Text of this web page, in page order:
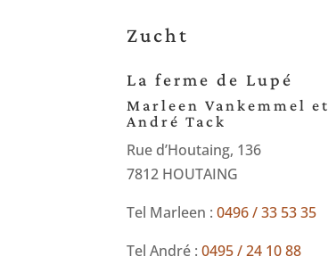
Zucht
La ferme de Lupé
Marleen Vankemmel et
André Tack
Rue d’Houtaing, 136
7812 HOUTAING
Tel Marleen :0496 / 33 53 35
Tel André :0495 / 24 10 88